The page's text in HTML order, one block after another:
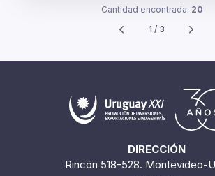
Cantidad encontrada: 20
1 / 3
DIRECCIÓN
Rincón 518-528. Montevideo-